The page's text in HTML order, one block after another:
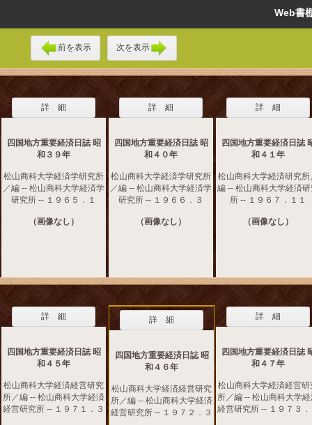
Web
前を表示 次を表示
詳 細
四国地方重要経済日誌 昭
和３９年
松山商科大学経済学研究所
／編 -- 松山商科大学経済学
研究所 -- １９６５．１
（画像なし）
詳 細
四国地方重要経済日誌 昭
和４０年
松山商科大学経済学研究所
／編 -- 松山商科大学経済学
研究所 -- １９６６．３
（画像なし）
詳 細
四国地方重要経済日誌
和４１年
松山商科大学経済研究所
編 -- 松山商科大学経済
所 -- １９６７．１１
（画像なし）
詳 細
四国地方重要経済日誌 昭
和４５年
松山商科大学経済経営研究
所／編 -- 松山商科大学経済
経営研究所 -- １９７１．３
詳 細
四国地方重要経済日誌 昭
和４６年
松山商科大学経済経営研究
所／編 -- 松山商科大学経済
経営研究所 -- １９７２．３
詳 細
四国地方重要経済日誌
和４７年
松山商科大学経済経営研
所／編 -- 松山商科大学
経営研究所 -- １９７３